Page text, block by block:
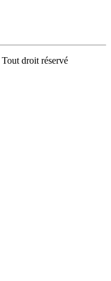
Tout droit réservé